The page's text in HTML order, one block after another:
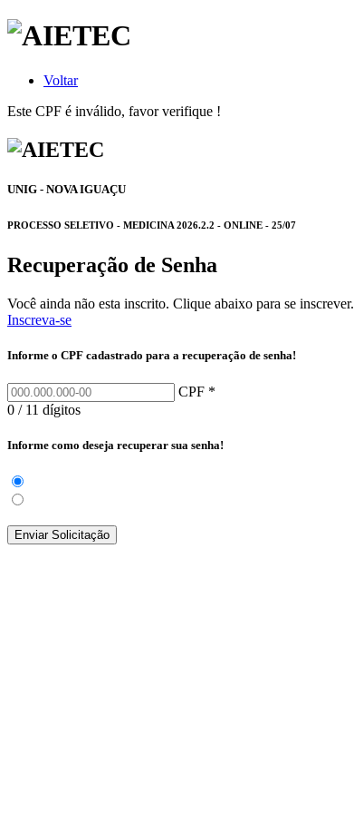
Voltar
Este CPF é inválido, favor verifique !
UNIG - NOVA IGUAÇU
PROCESSO SELETIVO - MEDICINA 2026.2.2 - ONLINE - 25/07
Recuperação de Senha
Você ainda não esta inscrito. Clique abaixo para se inscrever.
Inscreva-se
Informe o CPF cadastrado para a recuperação de senha!
CPF *
0 / 11 dígitos
Informe como deseja recuperar sua senha!
Enviar Solicitação